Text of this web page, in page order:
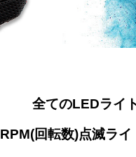
全てのLEDライ
RPM(回転数)点滅ラ